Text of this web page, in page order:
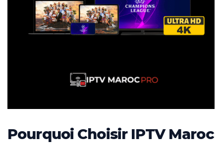
Pourquoi Choisir IPTV Maroc